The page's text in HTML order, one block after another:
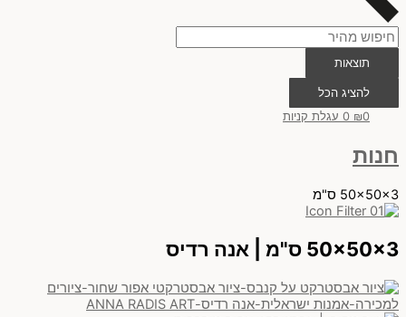
תוצאות
להציג הכל
₪0
0 עגלת קניות
חנות
50x50x3 ס"מ
50x50x3 ס"מ | אנה רדיס